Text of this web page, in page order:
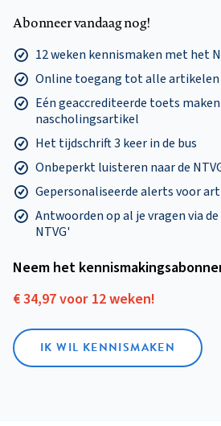
Abonneer vandaag nog!
12 weken kennismaken met het
Online toegang tot alle artikelen
Eén geaccrediteerde toets
nascholingsartikel
Het tijdschrift 3 keer in de bus
Onbeperkt luisteren naar de
Gepersonaliseerde alerts voor
Antwoorden op al je vragen via
NTVG'
Neem het
€ 34,97 voor 12 weken!
IK WIL KENNISMAKEN